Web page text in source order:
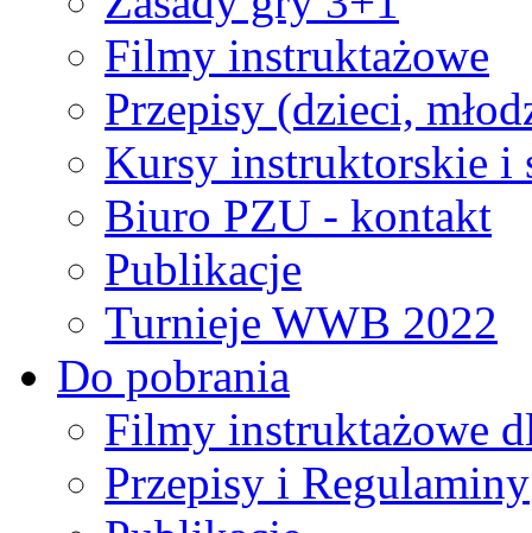
Filmy instruktażowe
Przepisy (dzieci,
Kursy instruktorskie i
Biuro PZU - kontakt
Publikacje
Turnieje WWB 2022
Do pobrania
Filmy instruktażowe
Przepisy i Regulaminy